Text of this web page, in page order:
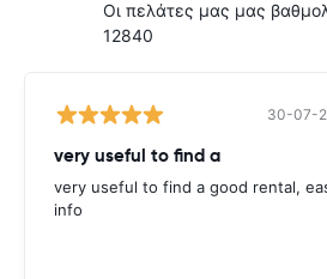
Οι πελάτες μας μας
12840
30-07-
very useful to find a
very useful to find a good rental,
info